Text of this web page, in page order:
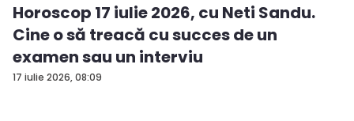
17 iulie 2026, 08:09
Horoscop 17 iulie 2026, cu Neti Sandu.
Cine o să treacă cu succes de un
examen sau un interviu